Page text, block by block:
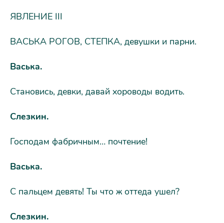
ЯВЛЕНИЕ III
ВАСЬКА РОГОВ, СТЕПКА, девушки и парни.
Васька.
Становись, девки, давай хороводы водить.
Слезкин.
Господам фабричным… почтение!
Васька.
С пальцем девять! Ты что ж оттеда ушел?
Слезкин.